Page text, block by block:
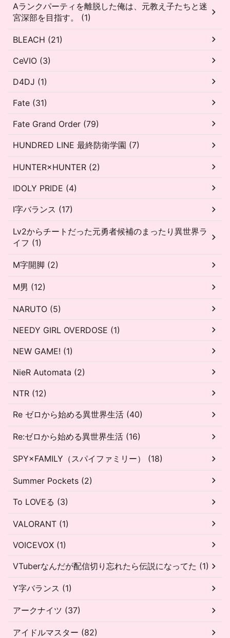
Aランクパーティを離脱した俺は、元教え子たちと迷
宮深部を目指す。 (1)
BLEACH (21)
CeVIO (3)
D4DJ (1)
Fate (31)
Fate Grand Order (79)
HUNDRED LINE 最終防衛学園 (7)
HUNTER×HUNTER (2)
IDOLY PRIDE (4)
I字バランス (17)
Lv2からチートだった元勇者候補のまったり異世界ラ
イフ (1)
M字開脚 (2)
M男 (12)
NARUTO (5)
NEEDY GIRL OVERDOSE (1)
NEW GAME! (1)
NieR Automata (2)
NTR (12)
Re ゼロから始める異世界生活 (40)
Re:ゼロから始める異世界生活 (16)
SPY×FAMILY（スパイファミリー） (18)
Summer Pockets (2)
To LOVEる (3)
VALORANT (1)
VOICEVOX (1)
VTuberなんだが配信切り忘れたら伝説になってた (1)
Y字バランス (1)
アークナイツ (37)
アイドルマスター (82)